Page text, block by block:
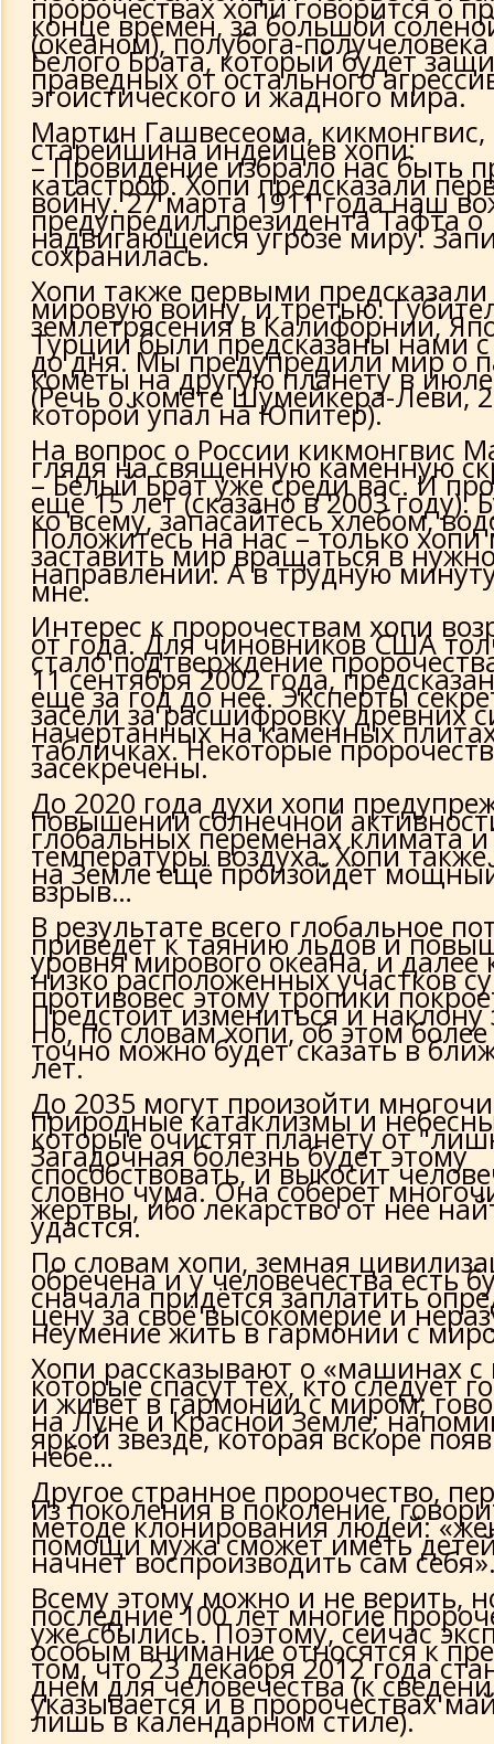
пророчествах хопи говорится о
конце времен, за большой
(океаном), полубога-
Белого Брата, который будет
праведных от остального
эгоистического и жадного мира.
Мартин Гашвесеома,
старейшина индейцев хопи:
– Провидение избрало нас быть
катастроф. Хопи предсказали
войну. 27 марта 1911 года наш
предупредил президента Тафта о
надвигающейся угрозе миру.
сохранилась.
Хопи также первыми
мировую войну, и третью.
землетрясения в Калифорнии,
Турции были предсказаны нами
до дня. Мы предупредили мир о
кометы на другую планету в
(Речь о комете Шумейкера-Леви,
которой упал на Юпитер).
На вопрос о России кикмонгвис
глядя на священную каменную
– Белый Брат уже среди вас. И
еще 15 лет (сказано в 2003 году).
ко всему, запасайтесь хлебом,
Положитесь на нас – только хопи
заставить мир вращаться в
направлении. А в трудную
мне.
Интерес к пророчествам хопи
от года. Для чиновников США
стало подтверждение
11 сентября 2002 года,
ещё за год до неё. Эксперты
засели за расшифровку древних
начертанных на каменных
табличках. Некоторые
засекречены.
До 2020 года духи хопи
повышении солнечной
глобальных переменах климата
температуры воздуха. Хопи
на Земле ещё произойдёт
взрыв…
В результате всего глобальное
приведёт к таянию льдов и
уровня мирового океана, и далее
низко расположенных участков
противовес этому тропики
Предстоит измениться и
Но, по словам хопи, об этом
точно можно будет сказать в
лет.
До 2035 могут произойти
природные катаклизмы и
которые очистят планету от
Загадочная болезнь будет этому
способствовать, и выкосит
словно чума. Она соберет
жертвы, ибо лекарство от нее
удастся.
По словам хопи, земная
обречена и у человечества есть
сначала придётся заплатить
цену за своё высокомерие и
неумение жить в гармонии с
Хопи рассказывают о «машинах с
которые спасут тех, кто следует
и живёт в гармонии с миром;
на Луне и Красной Земле;
яркой звезде, которая вскоре
небе…
Другое странное пророчество,
из поколения в поколение,
методе клонирования людей:
помощи мужа сможет иметь
начнет воспроизводить сам
Всему этому можно и не верить,
последние 100 лет многие
уже сбылись. Поэтому, сейчас
особым внимание относятся к
том, что 23 декабря 2012 года
днём для человечества (к
указывается и в пророчествах
лишь в календарном стиле).